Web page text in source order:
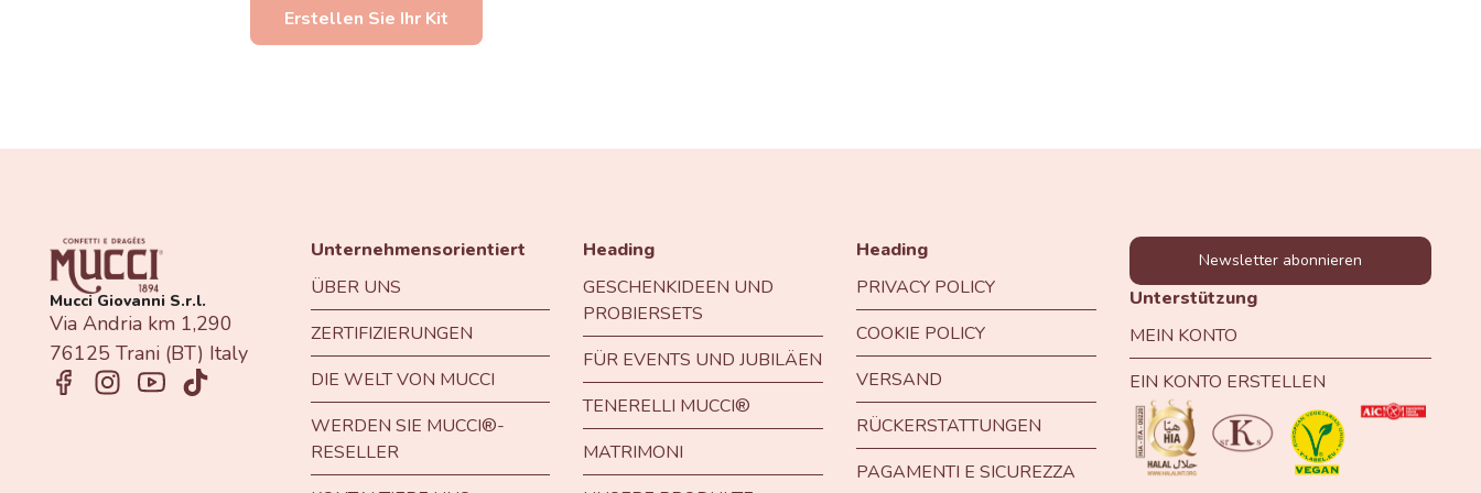
Erstellen Sie Ihr Kit
Mucci Giovanni S.r.l.
Via Andria km 1,290
76125 Trani (BT) Italy
Unternehmensorientiert
ÜBER UNS
ZERTIFIZIERUNGEN
DIE WELT VON MUCCI
WERDEN SIE MUCCI®-
RESELLER
Heading
GESCHENKIDEEN UND
PROBIERSETS
FÜR EVENTS UND JUBILÄEN
TENERELLI MUCCI®
MATRIMONI
Heading
PRIVACY POLICY
COOKIE POLICY
VERSAND
RÜCKERSTATTUNGEN
PAGAMENTI E SICUREZZA
Newsletter abonnieren
Unterstützung
MEIN KONTO
EIN KONTO ERSTELLEN